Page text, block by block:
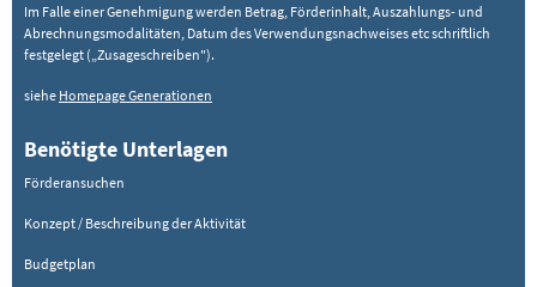
Im Falle einer Genehmigung werden Betrag, Förderinhalt, Auszahlungs- und
Abrechnungsmodalitäten, Datum des Verwendungsnachweises etc schriftlich
festgelegt („Zusageschreiben").
siehe Homepage Generationen
Benötigte Unterlagen
Förderansuchen
Konzept / Beschreibung der Aktivität
Budgetplan